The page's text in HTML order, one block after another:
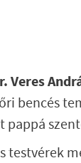
Veres
bencés
pappá
testvérek